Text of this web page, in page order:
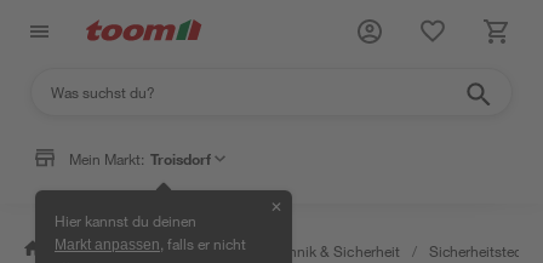
Mein Markt: Troisdorf
Hier kannst du deinen
Markt anpassen , falls er nicht
✕
/ Bauen & Renovieren / Haustechnik & Sicherheit /